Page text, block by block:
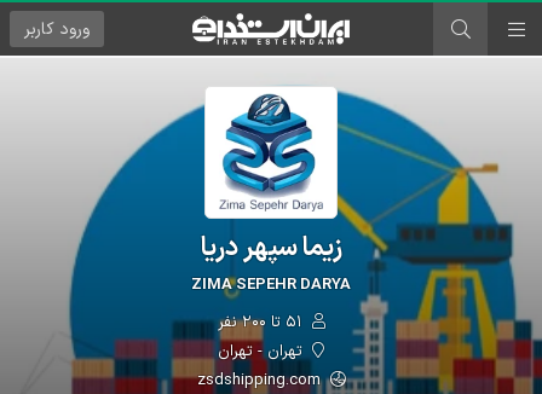
ورود کاربر
زیما سپهر دریا
ZIMA SEPEHR DARYA
تهران - تهران
zsdshipping.com